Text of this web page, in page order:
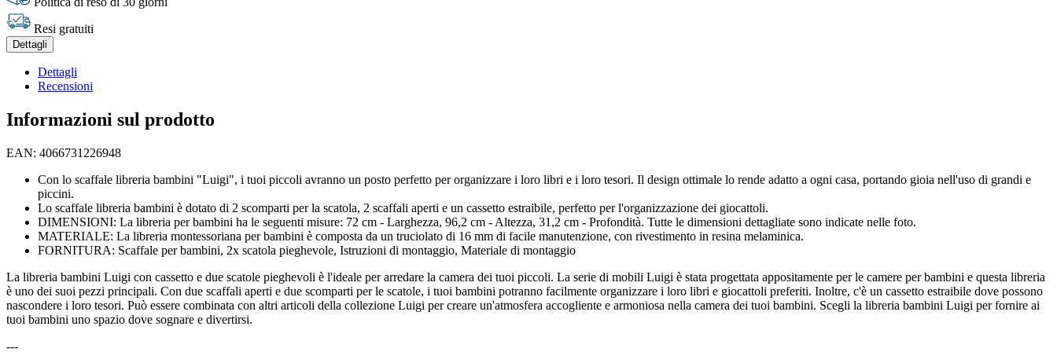
Resi gratuiti
Dettagli
Dettagli
Recensioni
Informazioni sul prodotto
EAN: 4066731226948
Con lo scaffale libreria bambini "Luigi", i tuoi piccoli avranno un posto perfetto per organizzare i loro libri e i loro tesori. Il design ottimale lo rende adatto a ogni casa, portando gioia nell'uso di grandi e
piccini.
Lo scaffale libreria bambini è dotato di 2 scomparti per la scatola, 2 scaffali aperti e un cassetto estraibile, perfetto per l'organizzazione dei giocattoli.
DIMENSIONI: La libreria per bambini ha le seguenti misure: 72 cm - Larghezza, 96,2 cm - Altezza, 31,2 cm - Profondità. Tutte le dimensioni dettagliate sono indicate nelle foto.
MATERIALE: La libreria montessoriana per bambini è composta da un truciolato di 16 mm di facile manutenzione, con rivestimento in resina melaminica.
FORNITURA: Scaffale per bambini, 2x scatola pieghevole, Istruzioni di montaggio, Materiale di montaggio
La libreria bambini Luigi con cassetto e due scatole pieghevoli è l'ideale per arredare la camera dei tuoi piccoli. La serie di mobili Luigi è stata progettata appositamente per le camere per bambini e questa libreria
è uno dei suoi pezzi principali. Con due scaffali aperti e due scomparti per le scatole, i tuoi bambini potranno facilmente organizzare i loro libri e giocattoli preferiti. Inoltre, c'è un cassetto estraibile dove possono
nascondere i loro tesori. Può essere combinata con altri articoli della collezione Luigi per creare un'atmosfera accogliente e armoniosa nella camera dei tuoi bambini. Scegli la libreria bambini Luigi per fornire ai
tuoi bambini uno spazio dove sognare e divertirsi.
---